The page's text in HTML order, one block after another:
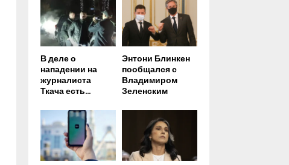
В деле о
нападении на
журналиста
Ткача есть...
Энтони Блинкен
пообщался с
Владимиром
Зеленским